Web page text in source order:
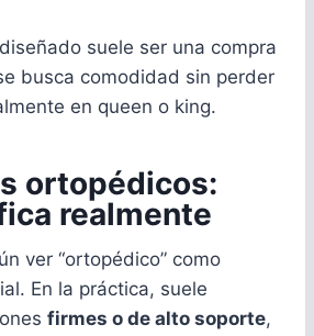
suele ser una compra
busca comodidad sin perder
en queen o king.
ortopédicos:
realmente
ver “ortopédico” como
En la práctica, suele
firmes o de alto soporte,